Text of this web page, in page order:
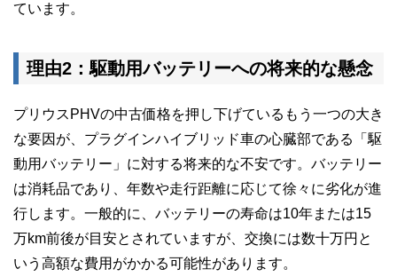
ています。
理由2：駆動用バッテリーへの将来的な懸念
プリウスPHVの中古価格を押し下げているもう一つの大き
な要因が、プラグインハイブリッド車の心臓部である「駆
動用バッテリー」に対する将来的な不安です。バッテリー
は消耗品であり、年数や走行距離に応じて徐々に劣化が進
行します。一般的に、バッテリーの寿命は10年または15
万km前後が目安とされていますが、交換には数十万円と
いう高額な費用がかかる可能性があります。